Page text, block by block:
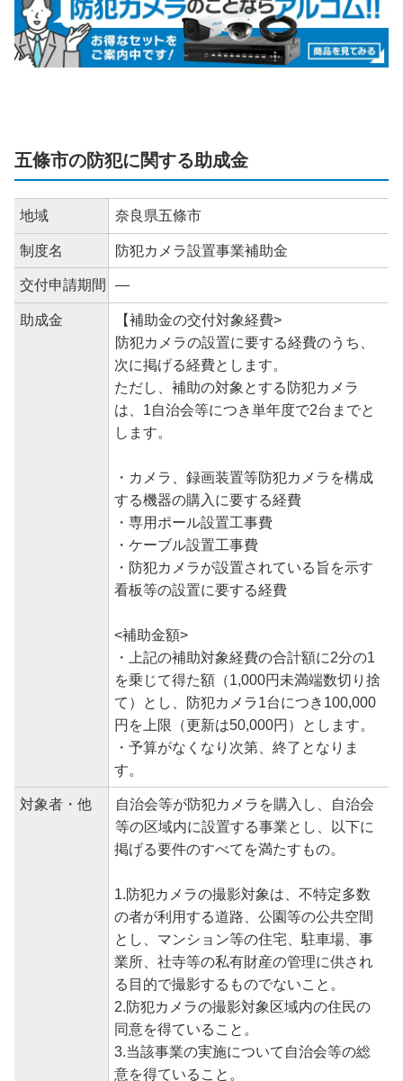
五條市の防犯に関する助成金
地域 奈良県五條市
制度名 防犯カメラ設置事業補助金
交付申請期間 ―
助成金
【補助金の交付対象経費>
防犯カメラの設置に要する経費のうち、
次に掲げる経費とします。
ただし、補助の対象とする防犯カメラ
は、1自治会等につき単年度で2台までと
します。
・カメラ、録画装置等防犯カメラを構成
する機器の購入に要する経費
・専用ポール設置工事費
・ケーブル設置工事費
・防犯カメラが設置されている旨を示す
看板等の設置に要する経費
<補助金額>
・上記の補助対象経費の合計額に2分の1
を乗じて得た額（1,000円未満端数切り捨
て）とし、防犯カメラ1台につき100,000
円を上限（更新は50,000円）とします。
・予算がなくなり次第、終了となりま
す。
対象者・他
自治会等が防犯カメラを購入し、自治会
等の区域内に設置する事業とし、以下に
掲げる要件のすべてを満たすもの。
1.防犯カメラの撮影対象は、不特定多数
の者が利用する道路、公園等の公共空間
とし、マンション等の住宅、駐車場、事
業所、社寺等の私有財産の管理に供され
る目的で撮影するものでないこと。
2.防犯カメラの撮影対象区域内の住民の
同意を得ていること。
3.当該事業の実施について自治会等の総
意を得ていること。